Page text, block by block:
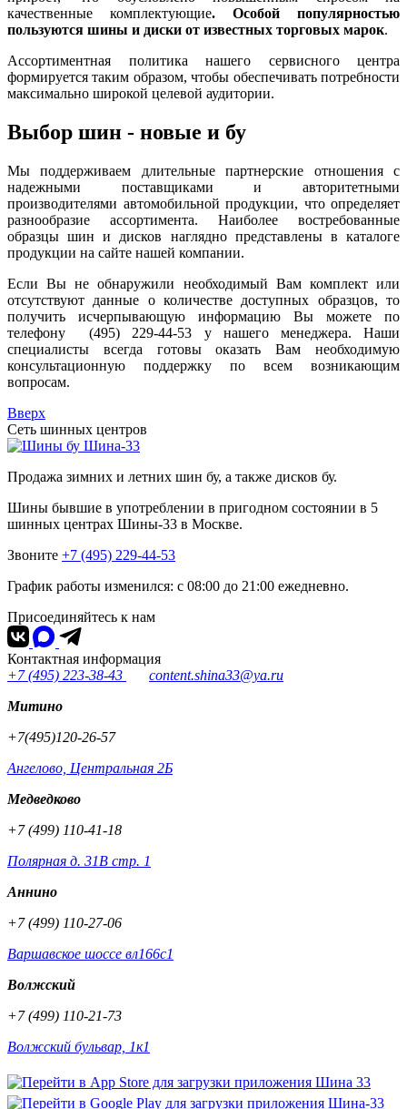
качественные комплектующие. Особой популярностью
пользуются шины и диски от известных торговых марок.
Ассортиментная политика нашего сервисного центра
формируется таким образом, чтобы обеспечивать потребности
максимально широкой целевой аудитории.
Выбор шин - новые и бу
Мы поддерживаем длительные партнерские отношения с
надежными поставщиками и авторитетными
производителями автомобильной продукции, что определяет
разнообразие ассортимента. Наиболее востребованные
образцы шин и дисков наглядно представлены в каталоге
продукции на сайте нашей компании.
Если Вы не обнаружили необходимый Вам комплект или
отсутствуют данные о количестве доступных образцов, то
получить исчерпывающую информацию Вы можете по
телефону (495) 229-44-53 у нашего менеджера. Наши
специалисты всегда готовы оказать Вам необходимую
консультационную поддержку по всем возникающим
вопросам.
Вверх
Сеть шинных центров
Шина-33
Продажа зимних и летних шин бу, а также дисков бу.
Шины бывшие в употреблении в пригодном состоянии в 5
шинных центрах Шины-33 в Москве.
Звоните +7 (495) 229-44-53
График работы изменился: с 08:00 до 21:00 ежедневно.
Присоединяйтесь к нам
Контактная информация
+7 (495) 223-38-43
content.shina33@ya.ru
Митино
+7(495)120-26-57
Ангелово, Центральная 2Б
Медведково
+7 (499) 110-41-18
Полярная д. 31В стр. 1
Аннино
+7 (499) 110-27-06
Варшавское шоссе вл166с1
Волжский
+7 (499) 110-21-73
Волжский бульвар, 1к1